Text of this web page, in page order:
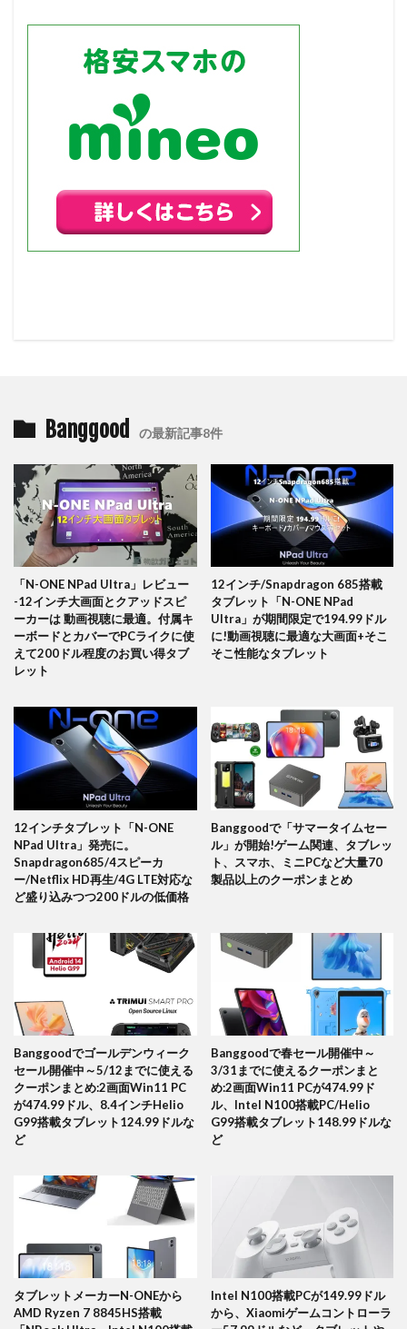
Banggood の最新記事8件
「N-ONE NPad Ultra」レビュー
-12インチ大画面とクアッドスピ
ーカーは 動画視聴に最適。付属キ
ーボードとカバーでPCライクに使
えて200ドル程度のお買い得タブ
レット
12インチ/Snapdragon 685搭載
タブレット「N-ONE NPad
Ultra」が期間限定で194.99ドル
に!動画視聴に最適な大画面+そこ
そこ性能なタブレット
12インチタブレット「N-ONE
NPad Ultra」発売に。
Snapdragon685/4スピーカ
ー/Netflix HD再生/4G LTE対応な
ど盛り込みつつ200ドルの低価格
Banggoodで「サマータイムセー
ル」が開始!ゲーム関連、タブレッ
ト、スマホ、ミニPCなど大量70
製品以上のクーポンまとめ
Banggoodでゴールデンウィーク
セール開催中～5/12までに使える
クーポンまとめ:2画面Win11 PC
が474.99ドル、8.4インチHelio
G99搭載タブレット124.99ドルな
ど
Banggoodで春セール開催中～
3/31までに使えるクーポンまと
め:2画面Win11 PCが474.99ド
ル、Intel N100搭載PC/Helio
G99搭載タブレット148.99ドルな
ど
タブレットメーカーN-ONEから
AMD Ryzen 7 8845HS搭載
Intel N100搭載PCが149.99ドル
から、Xiaomiゲームコントローラ